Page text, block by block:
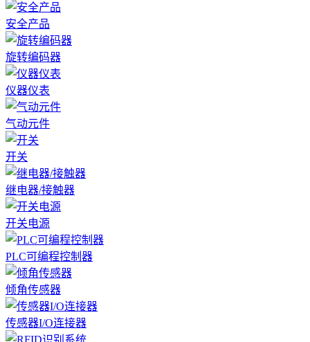
安全产品
旋转编码器
仪器仪表
气动元件
开关
继电器/接触器
开关电源
PLC可编程控制器
倾角传感器
传感器I/O连接器